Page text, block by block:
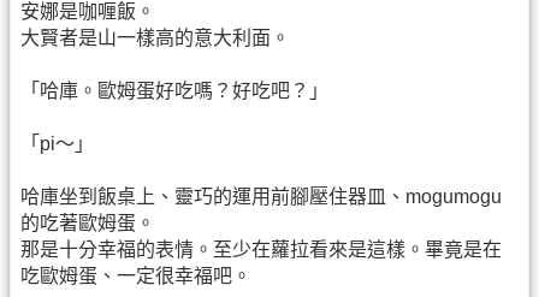
安娜是咖喱飯。
大賢者是山一樣高的意大利面。
「哈庫。歐姆蛋好吃嗎？好吃吧？」
「pi～」
哈庫坐到飯桌上、靈巧的運用前腳壓住器皿、mogumogu
的吃著歐姆蛋。
那是十分幸福的表情。至少在蘿拉看來是這樣。畢竟是在
吃歐姆蛋、一定很幸福吧。